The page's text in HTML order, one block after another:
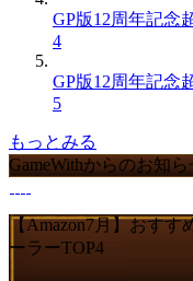
GP版12周年記念
4
GP版12周年記念
5
もっとみる
GameWithからのお知ら
【Amazon7月】おすす
ーラーTOP4